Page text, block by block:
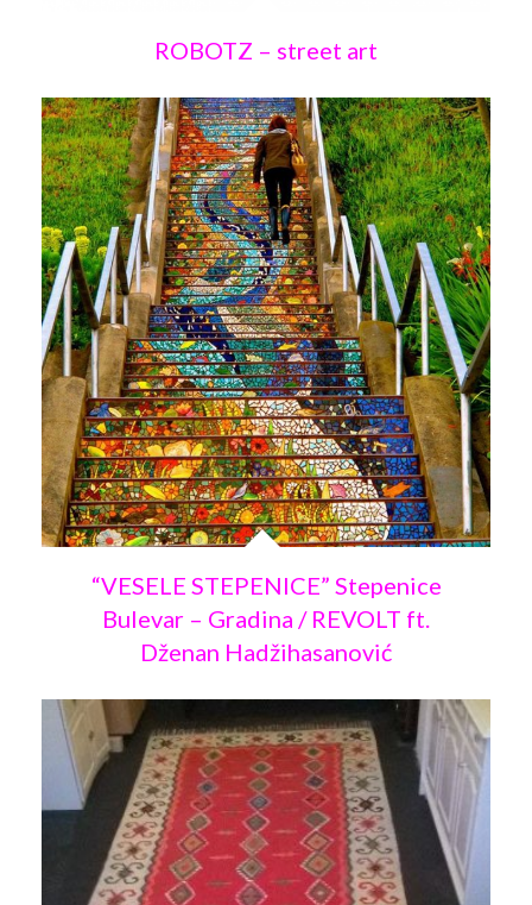
ROBOTZ – street art
“VESELE STEPENICE” Stepenice
Bulevar – Gradina / REVOLT ft.
Dženan Hadžihasanović